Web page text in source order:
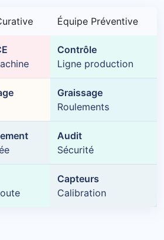
Équipe Préventive
Contrôle
Ligne production
Graissage
Roulements
Audit
Sécurité
Capteurs
Calibration